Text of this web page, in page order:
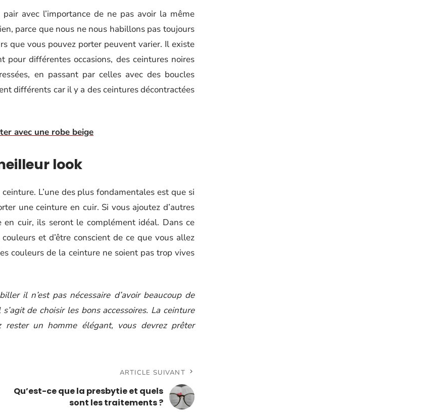
avec l’importance de ne pas avoir la même
parce que nous ne nous habillons pas toujours
que vous pouvez porter peuvent varier. Il existe
différentes occasions, des ceintures noires
en passant par celles avec des boucles
différents car il y a des ceintures décontractées
avec une robe beige
look
L’une des plus fondamentales est que si
une ceinture en cuir. Si vous ajoutez d’autres
cuir, ils seront le complément idéal. Dans ce
et d’être conscient de ce que vous allez
couleurs de la ceinture ne soient pas trop vives
il n’est pas nécessaire d’avoir beaucoup de
de choisir les bons accessoires. La ceinture
un homme élégant, vous devrez prêter
ARTICLE SUIVANT
Qu’est-ce que la presbytie et quels
sont les traitements ?